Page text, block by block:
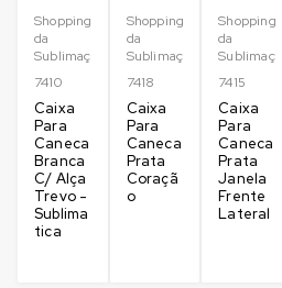
Shopping
da
Sublimação
7410
Caixa
Para
Caneca
Branca
C/ Alça
Trevo -
Sublima
tica
Shopping
da
Sublimação
7418
Caixa
Para
Caneca
Prata
Coraçã
o
Shopping
da
Sublimação
7415
Caixa
Para
Caneca
Prata
Janela
Frente
Lateral